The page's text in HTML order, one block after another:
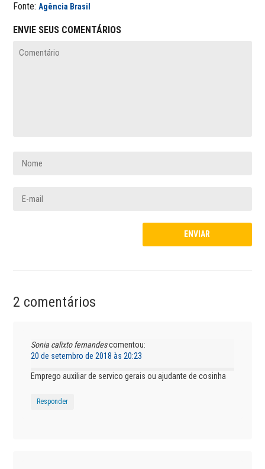
Fonte:Agência Brasil
ENVIE SEUS COMENTÁRIOS
2 comentários
Sonia calixto fernandescomentou:
20 de setembro de 2018 às 20:23
Emprego auxiliar de servico gerais ou ajudante de cosinha
Responder